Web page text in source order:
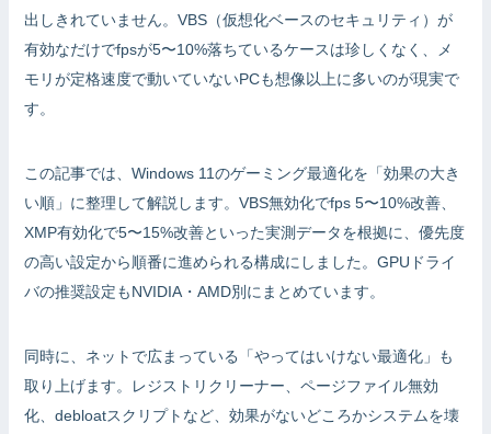
出しきれていません。VBS（仮想化ベースのセキュリティ）が
有効なだけでfpsが5〜10%落ちているケースは珍しくなく、メ
モリが定格速度で動いていないPCも想像以上に多いのが現実で
す。
この記事では、Windows 11のゲーミング最適化を「効果の大き
い順」に整理して解説します。VBS無効化でfps 5〜10%改善、
XMP有効化で5〜15%改善といった実測データを根拠に、優先度
の高い設定から順番に進められる構成にしました。GPUドライ
バの推奨設定もNVIDIA・AMD別にまとめています。
同時に、ネットで広まっている「やってはいけない最適化」も
取り上げます。レジストリクリーナー、ページファイル無効
化、debloatスクリプトなど、効果がないどころかシステムを壊